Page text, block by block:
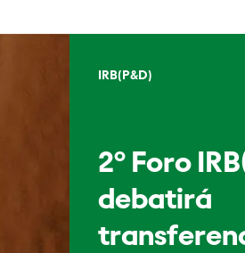
IRB(P&D)
2º Foro
debatirá